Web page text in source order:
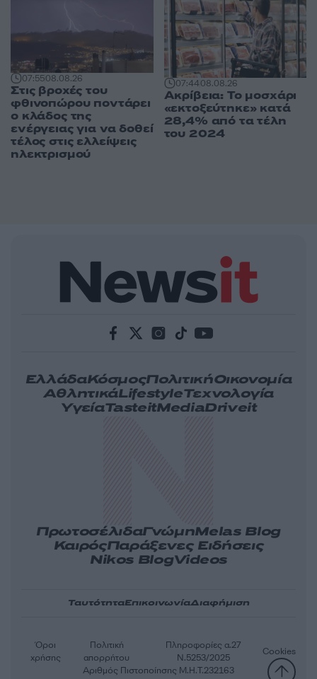
07:5508.08.26
Στις βροχές του
φθινοπώρου ποντάρει
ο κλάδος της
ενέργειας για να δοθεί
τέλος στις ελλείψεις
ηλεκτρισμού
07:4408.08.26
Ακρίβεια: Το μοσχάρι
«εκτοξεύτηκε» κατά
28,4% από τα τέλη
του 2024
ΕλλάδαΚόσμοςΠολιτικήΟικονομία
ΑθλητικάLifestyleΤεχνολογία
ΥγείαTasteitMediaDriveit
ΠρωτοσέλιδαΓνώμηMelas Blog
ΚαιρόςΠαράξενες Ειδήσεις
Nikos BlogVideos
ΤαυτότηταΕπικοινωνίαΔιαφήμιση
Αριθμός Πιστοποίησης Μ.Η.Τ.232163
Όροι
χρήσης
Πολιτική
απορρήτου
Πληροφορίες α.27
Ν.5253/2025
Cookies